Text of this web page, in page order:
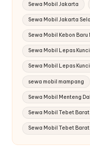
Sewa Mobil Jakarta
Sewa Mobil Jakarta
Sewa Mobil Kebon Baru
Sewa Mobil Lepas
Sewa Mobil Lepas
sewa mobil mampang
Sewa Mobil Menteng
Sewa Mobil Tebet Barat
Sewa Mobil Tebet